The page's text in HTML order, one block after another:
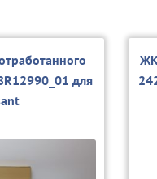
для
ЖК